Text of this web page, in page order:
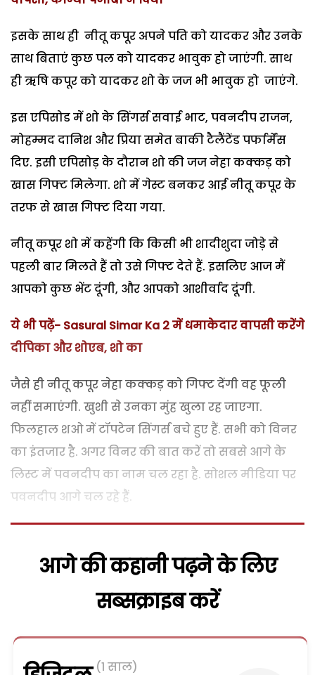
इसके साथ ही नीतू कपूर अपने पति को यादकर और उनके
साथ बिताएं कुछ पल को यादकर भावुक हो जाएंगी. साथ
ही ऋषि कपूर को यादकर शो के जज भी भावुक हो जाएंगे.
इस एपिसोड में शो के सिंगर्स सवाई भाट, पवनदीप राजन,
मोहम्मद दानिश और प्रिया समेत बाकी टैलैंटेंड पर्फार्मेंस
दिए. इसी एपिसोड़ के दौरान शो की जज नेहा कक्कड़ को
खास गिफ्ट मिलेगा. शो में गेस्ट बनकर आई नीतू कपूर के
तरफ से खास गिफ्ट दिया गया.
नीतू कपूर शो में कहेंगी कि किसी भी शादीशुदा जोड़े से
पहली बार मिलते हैं तो उसे गिफ्ट देते हैं. इसलिए आज मैं
आपको कुछ भेंट दूंगी, और आपको आशीर्वाद दूंगी.
ये भी पढ़ें- Sasural Simar Ka 2 में धमाकेदार वापसी करेंगे
दीपिका और शोएब, शो का
जैसे ही नीतू कपूर नेहा कक्कड़ को गिफ्ट देंगी वह फूली
नहीं समाएंगी. खुशी से उनका मुंह खुला रह जाएगा.
फिलहाल शओ में टॉपटेन सिंगर्स बचे हुए हैं. सभी को विनर
का इंतजार है. अगर विनर की बात करें तो सबसे आगे के
लिस्ट में पवनदीप का नाम चल रहा है. सोशल मीडिया पर
पवनदीप आगे चल रहे हैं.
आगे की कहानी पढ़ने के लिए
सब्सक्राइब करें
(1 साल)